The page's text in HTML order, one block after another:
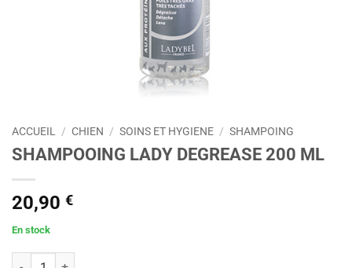
ACCUEIL / CHIEN / SOINS ET HYGIENE / SHAMPOING
SHAMPOOING LADY DEGREASE 200 ML
20,90 €
En stock
quantité de SHAMPOOING LADY DEGREASE 200 ML